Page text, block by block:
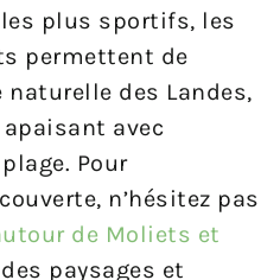
plus sportifs, les
permettent de
des Landes,
avec
Pour
n’hésitez pas
de Moliets et
paysages et